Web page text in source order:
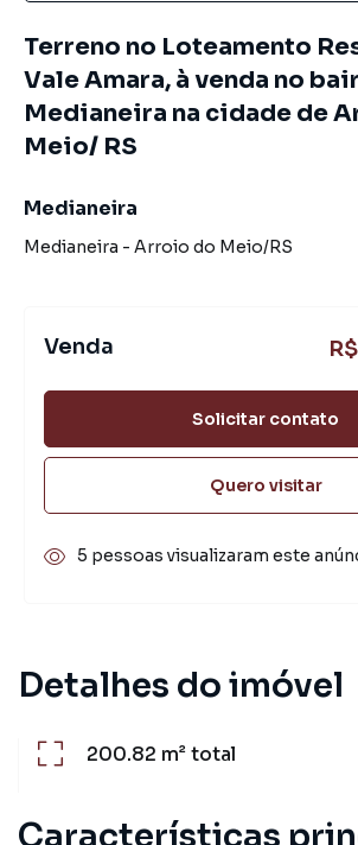
Detalhes do imóvel
200.82 m²total
Características
Terreno no Loteamento
Vale Amara, à venda no
Medianeira na cidade de
Meio/ RS
Medianeira
Medianeira - Arroio do Meio/RS
Venda
Solicitar contato
Quero visitar
5 pessoas visualizaram este